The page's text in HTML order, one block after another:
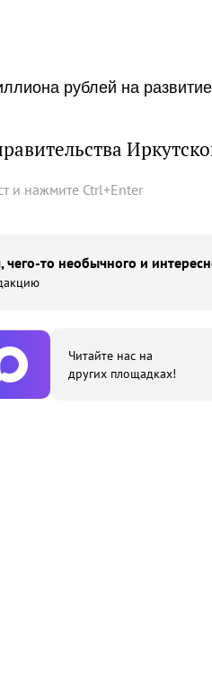
рублей на
и нажмите Ctrl+Enter
то необычного и
Читайте нас на
других площадках!